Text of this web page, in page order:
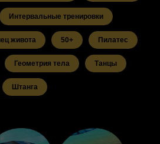
Интервальные тренировки
живота 50+ Пилатес
Геометрия тела Танцы
Штанга